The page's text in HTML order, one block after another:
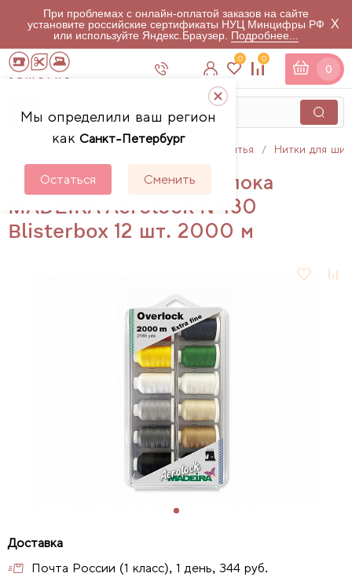
При проблемах с онлайн-оплатой заказов на сайте
установите российские сертификаты НУЦ Минцифры РФ
или используйте Яндекс.Браузер. Подробнее...
X
Мы определили ваш регион
как Санкт-Петербург
Остаться Сменить
0 0
0
Аксессуары для шитья Нитки для
Набор ниток для оверлока
MADEIRA Aerolock №180
Blisterbox 12 шт. 2000 м
Почта России (1 класс), 1 день, 344 руб.